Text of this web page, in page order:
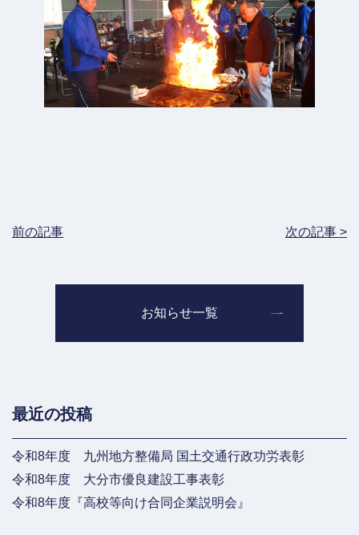
前の記事 次の記事 >
お知らせ一覧
最近の投稿
令和8年度 九州地方整備局 国土交通行政功労表彰
令和8年度 大分市優良建設工事表彰
令和8年度『高校等向け合同企業説明会』